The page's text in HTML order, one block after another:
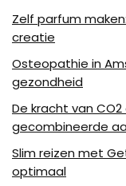
Zelf parfum
creatie
Osteopathie in
gezondheid
De kracht van
gecombineerde
Slim reizen met
optimaal